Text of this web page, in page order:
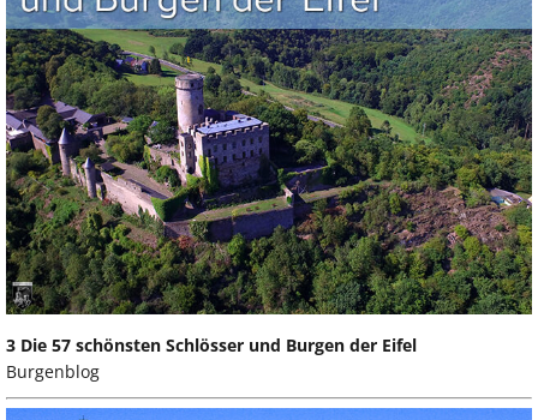
3 Die 57 schönsten Schlösser und Burgen der Eifel
Burgenblog